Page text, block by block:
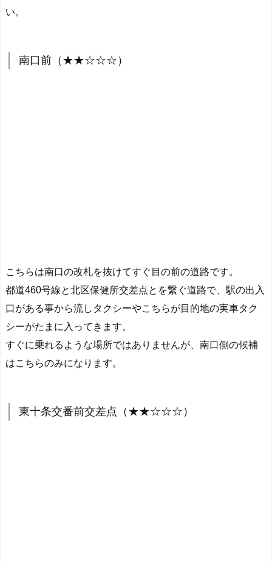
い。
南口前（★★☆☆☆）
こちらは南口の改札を抜けてすぐ目の前の道路です。
都道460号線と北区保健所交差点とを繋ぐ道路で、駅の出入
口がある事から流しタクシーやこちらが目的地の実車タク
シーがたまに入ってきます。
すぐに乗れるような場所ではありませんが、南口側の候補
はこちらのみになります。
東十条交番前交差点（★★☆☆☆）